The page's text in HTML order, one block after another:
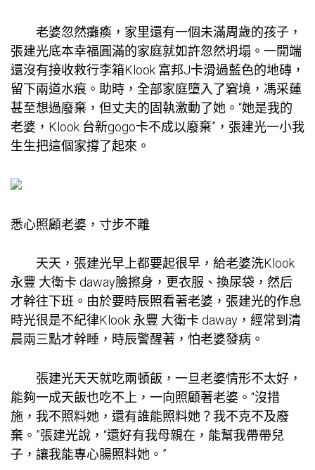
老婆忽然癱瘓，家里還有一個未滿周歲的孩子，
張建光底本幸福圓滿的家庭就如許忽然坍塌。一開端
還沒有接收救行李箱Klook 富邦J卡滑過藍色的地磚，
留下兩道水痕。助時，全部家庭墮入了窘境，馮采蓮
甚至想過廢棄，但丈夫的固執激動了她。“她是我的
老婆， Klook 台新gogo卡不成以廢棄”，張建光一小我
生生把這個家撐了起來。
悉心照顧老婆，寸步不離
天天，張建光早上都要起很早，給老婆洗Klook
永豐 大衛卡 daway臉擦身，更衣服、換尿袋，然后
才幹往下班。由於要時辰照看著老婆，張建光的作息
時光很是不紀律Klook 永豐 大衛卡 daway ，經常到清
晨兩三點才幹睡，時辰警醒著，怕老婆發病。
張建光天天就吃兩頓飯，一旦老婆情形不太好，
能夠一成天飯也吃不上，一向照顧著老婆。“沒措
施，我不照料她，還有誰能照料她？我不克不及廢
棄。”張建光說，“還好有我母親在，能幫我帶帶兒
子，讓我能專心腸照料她。”